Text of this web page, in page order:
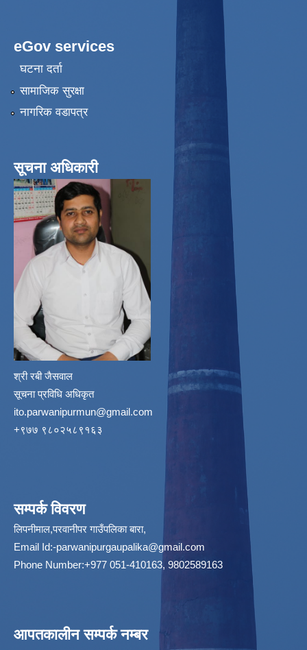
eGov services
घटना दर्ता
सामाजिक सुरक्षा
नागरिक वडापत्र
सूचना अधिकारी
श्री रबी जैसवाल
सूचना प्रविधि अधिकृत
ito.parwanipurmun@gmail.com
‌+९७७ ९८०२५८९१६३
सम्पर्क विवरण
लिपनीमाल,परवानीपर गाउँपलिका बारा,
Email Id:-parwanipurgaupalika@gmail.com
Phone Number:+977 051-410163, 9802589163
आपतकालीन सम्पर्क नम्बर